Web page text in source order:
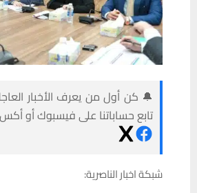
🔔 كن أول من يعرف الأخبار
تابع حساباتنا على فيسبوك أو أكس
شبكة اخبار الناصرية: